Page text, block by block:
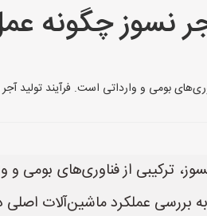
نسوز چگونه
بومی و وارداتی است. فرآیند
ترکیبی از فناوری‌های
بررسی عملکرد ماشین‌آلات اصلی